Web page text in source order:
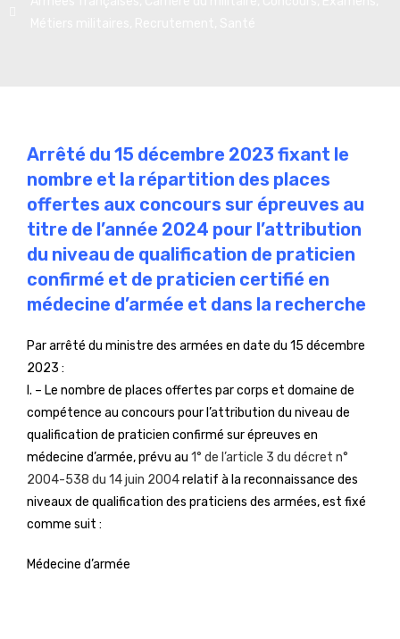
Arrêté du 15 décembre 2023 fixant le
nombre et la répartition des places
offertes aux concours sur épreuves au
titre de l’année 2024 pour l’attribution
du niveau de qualification de praticien
confirmé et de praticien certifié en
médecine d’armée et dans la recherche
Par arrêté du ministre des armées en date du 15 décembre
2023 :
I. – Le nombre de places offertes par corps et domaine de
compétence au concours pour l’attribution du niveau de
qualification de praticien confirmé sur épreuves en
médecine d’armée, prévu au 1° de l’article 3 du décret n°
2004-538 du 14 juin 2004relatif à la reconnaissance des
niveaux de qualification des praticiens des armées, est fixé
comme suit :
Médecine d’armée